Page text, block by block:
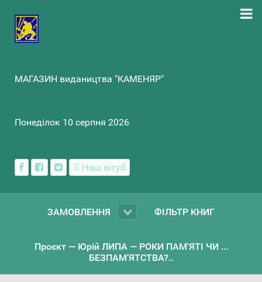
МАГАЗИН видаництва "КАМЕНЯР"
Понеділок 10 серпня 2026
Наш ютуб
ЗАМОВЛЕННЯ ФІЛЬТР КНИГ
Проєкт — Юрій ЛИПА — РОКИ ПАМ'ЯТІ ЧИ ...
БЕЗПАМ’ЯТСТВА?..